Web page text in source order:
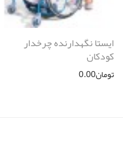
ایستا نگهدارنده چرخدار
کودکان
تومان0.00